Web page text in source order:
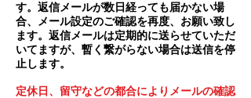
す。返信メールが数日経っても届かない場
合、メール設定のご確認を再度、お願い致し
ます。返信メールは定期的に送らせていただ
いてますが、暫く繋がらない場合は送信を停
止します。
定休日、留守などの都合によりメールの確認